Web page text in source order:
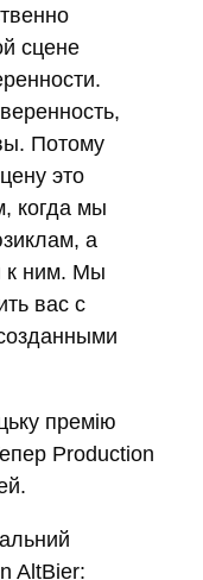
сцене
Потому
это
когда мы
а
к ним. Мы
вас с
премію
Production
AltBier: